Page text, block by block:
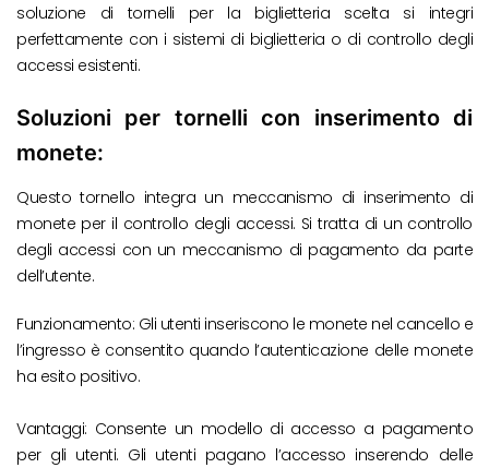
soluzione di tornelli per la biglietteria scelta si integri
perfettamente con i sistemi di biglietteria o di controllo degli
accessi esistenti.
Soluzioni per tornelli con inserimento di
monete:
Questo tornello integra un meccanismo di inserimento di
monete per il controllo degli accessi. Si tratta di un controllo
degli accessi con un meccanismo di pagamento da parte
dell’utente.
Funzionamento: Gli utenti inseriscono le monete nel cancello e
l’ingresso è consentito quando l’autenticazione delle monete
ha esito positivo.
Vantaggi: Consente un modello di accesso a pagamento
per gli utenti. Gli utenti pagano l’accesso inserendo delle